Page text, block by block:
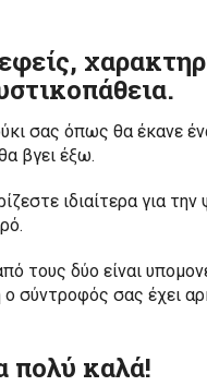
σας όπως θα έκανε
βγει έξω.
ιδιαίτερα για την
τους δύο είναι
σύντροφός σας έχει
πολύ καλά!